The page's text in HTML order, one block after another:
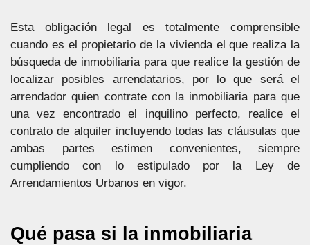
Esta obligación legal es totalmente comprensible
cuando es el propietario de la vivienda el que realiza la
búsqueda de inmobiliaria para que realice la gestión de
localizar posibles arrendatarios, por lo que será el
arrendador quien contrate con la inmobiliaria para que
una vez encontrado el inquilino perfecto, realice el
contrato de alquiler incluyendo todas las cláusulas que
ambas partes estimen convenientes, siempre
cumpliendo con lo estipulado por la Ley de
Arrendamientos Urbanos en vigor.
Qué pasa si la inmobiliaria